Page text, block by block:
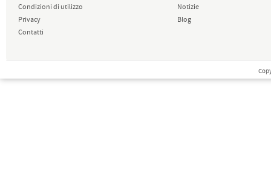
Condizioni di utilizzo
Privacy
Contatti
Notizie
Blog